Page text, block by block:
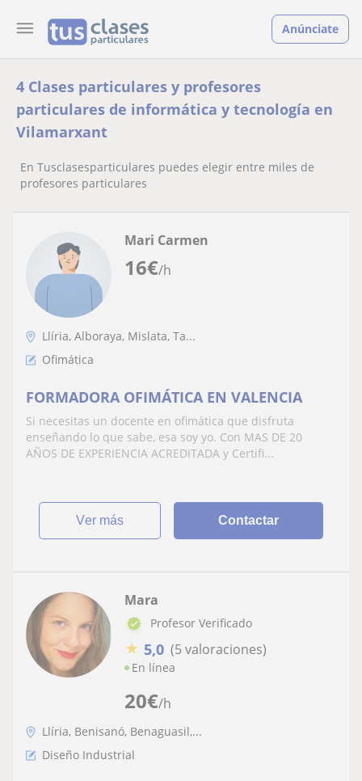
Anúnciate
4 Clases particulares y profesores
particulares de informática y tecnología en
Vilamarxant
En Tusclasesparticulares puedes elegir entre miles de
profesores particulares
16€/h
Mari Carmen
Llíria, Alboraya, Mislata, Ta...
Ofimática
FORMADORA OFIMÁTICA EN VALENCIA
Si necesitas un docente en ofimática que disfruta
enseñando lo que sabe, esa soy yo. Con MAS DE 20
AÑOS DE EXPERIENCIA ACREDITADA y Certifi...
ver más Contactar
20€/h
Mara
Profesor Verificado
★ 5,0 (5 valoraciones)
En línea
Llíria, Benisanó, Benaguasil,...
Diseño Industrial